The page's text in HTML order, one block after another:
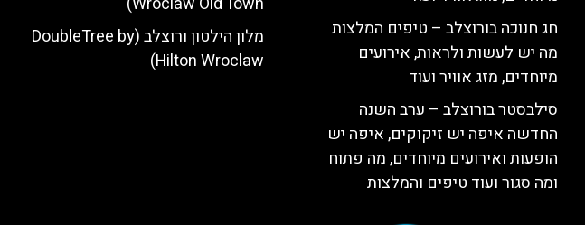
חג חנוכה בורוצלב – טיפים המלצות
מה יש לעשות ולראות, אירועים
מיוחדים, מזג אוויר ועוד
סילבסטר בורוצלב – ערב השנה
החדשה איפה יש זיקוקים, איפה יש
הופעות ואירועים מיוחדים, מה פתוח
ומה סגור ועוד טיפים והמלצות
מלון הילטון ורוצלב (DoubleTree by
Hilton Wroclaw)